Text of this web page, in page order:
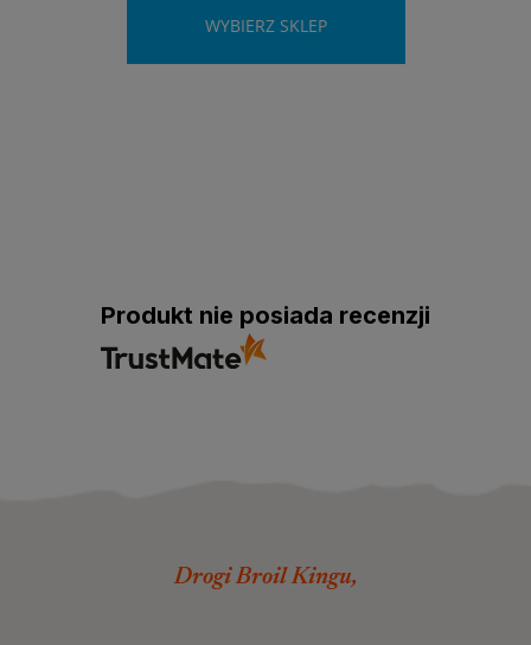
WYBIERZ SKLEP
Produkt nie posiada recenzji
Drogi Broil Kingu,